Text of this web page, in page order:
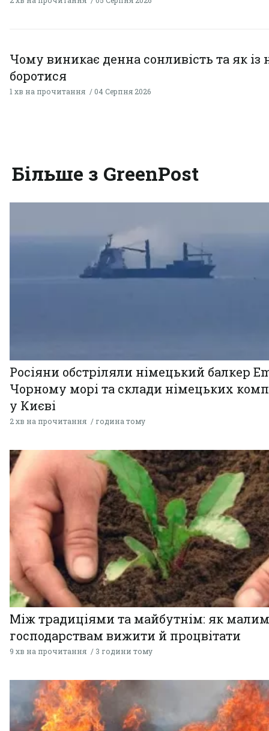
Чому виникає денна сонливість та як із
боротися
1 хв на прочитання 04 Серпня 2026
Більше з GreenPost
Росіяни обстріляли німецький балкер
Чорному морі та склади німецьких
у Києві
2 хв на прочитання година тому
Між традиціями та майбутнім: як малим
господарствам вижити й процвітати
9 хв на прочитання 3 години тому